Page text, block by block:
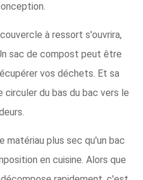
à ressort s'ouvrira,
sac de compost peut être
vos déchets. Et sa
du bas du bac vers le
matériau plus sec qu'un bac
en cuisine. Alors que